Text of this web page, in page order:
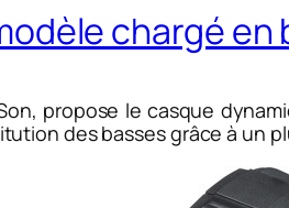
chargé en
propose le casque
des basses grâce à un